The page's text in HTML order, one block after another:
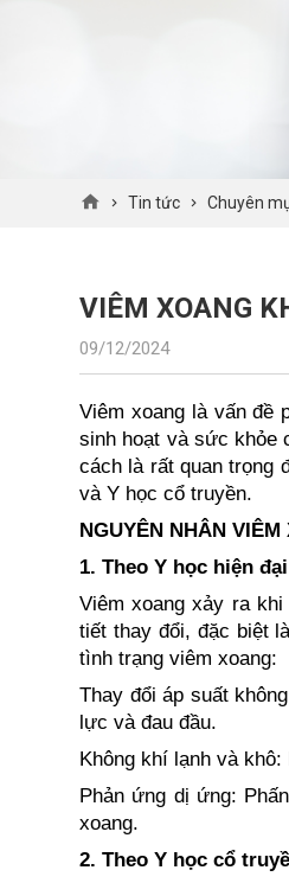
Tin tức Chuyên
VIÊM XOANG
09/12/2024
Viêm xoang là vấn đề
sinh hoạt và sức khỏe
cách là rất quan trọng
và Y học cổ truyền.
NGUYÊN NHÂN
1. Theo Y học hiện đại
Viêm xoang xảy ra
tiết thay đổi, đặc biệt
tình trạng viêm xoang:
Thay đổi áp suất
lực và đau đầu.
Không khí lạnh và
Phản ứng dị ứng:
xoang.
2. Theo Y học cổ